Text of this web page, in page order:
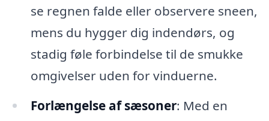
se regnen falde eller observere sneen,
mens du hygger dig indendørs, og
stadig føle forbindelse til de smukke
omgivelser uden for vinduerne.
Forlængelse af sæsoner: Med en